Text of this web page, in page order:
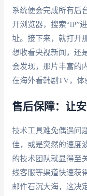
系统便会完成所有后
开浏览器，搜索“IP”
址。接下来，就打开
想收看央视新闻，还
会发现，那片丰富的
在海外看韩剧TV，体
售后保障：让
技术工具难免偶遇问
佳，或是突然的速度
的技术团队就显得至
线客服等渠道快速获
邮件石沉大海，这决